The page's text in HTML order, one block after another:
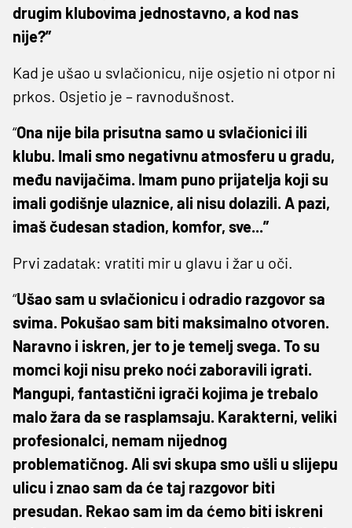
drugim klubovima jednostavno, a kod nas
nije?”
Kad je ušao u svlačionicu, nije osjetio ni otpor ni
prkos. Osjetio je – ravnodušnost.
“Ona nije bila prisutna samo u svlačionici ili
klubu. Imali smo negativnu atmosferu u gradu,
među navijačima. Imam puno prijatelja koji su
imali godišnje ulaznice, ali nisu dolazili. A pazi,
imaš čudesan stadion, komfor, sve...”
Prvi zadatak: vratiti mir u glavu i žar u oči.
“Ušao sam u svlačionicu i odradio razgovor sa
svima. Pokušao sam biti maksimalno otvoren.
Naravno i iskren, jer to je temelj svega. To su
momci koji nisu preko noći zaboravili igrati.
Mangupi, fantastični igrači kojima je trebalo
malo žara da se rasplamsaju. Karakterni, veliki
profesionalci, nemam nijednog
problematičnog. Ali svi skupa smo ušli u slijepu
ulicu i znao sam da će taj razgovor biti
presudan. Rekao sam im da ćemo biti iskreni